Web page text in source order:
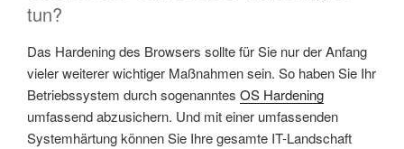
tun?
Das Hardening des Browsers sollte für Sie nur der Anfang
vieler weiterer wichtiger Maßnahmen sein. So haben Sie Ihr
Betriebssystem durch sogenanntes OS Hardening
umfassend abzusichern. Und mit einer umfassenden
Systemhärtung können Sie Ihre gesamte IT-Landschaft